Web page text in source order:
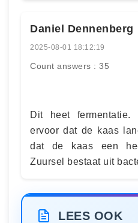
Daniel Dennenberg
2025-08-01 18:12:19
Count answers : 35
Dit heet fermentatie.
ervoor dat de kaas
dat de kaas een
Zuursel bestaat uit
LEES OOK